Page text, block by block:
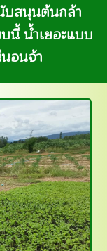
สนุนต้นกล้า
นี้ น้ำเยอะแบบ
อนจ้า